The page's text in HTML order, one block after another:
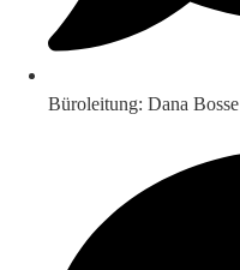
Büroleitung: Dana Bosse